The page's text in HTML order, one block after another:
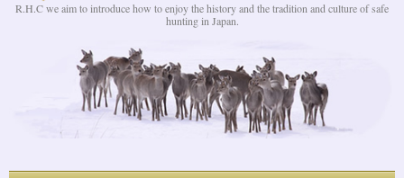
R.H.C we aim to introduce how to enjoy the history and the tradition and culture of safe
hunting in Japan.